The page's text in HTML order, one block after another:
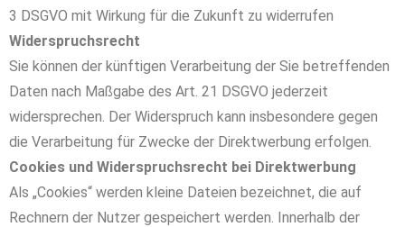
3 DSGVO mit Wirkung für die Zukunft zu widerrufen
Widerspruchsrecht
Sie können der künftigen Verarbeitung der Sie betreffenden
Daten nach Maßgabe des Art. 21 DSGVO jederzeit
widersprechen. Der Widerspruch kann insbesondere gegen
die Verarbeitung für Zwecke der Direktwerbung erfolgen.
Cookies und Widerspruchsrecht bei Direktwerbung
Als „Cookies“ werden kleine Dateien bezeichnet, die auf
Rechnern der Nutzer gespeichert werden. Innerhalb der